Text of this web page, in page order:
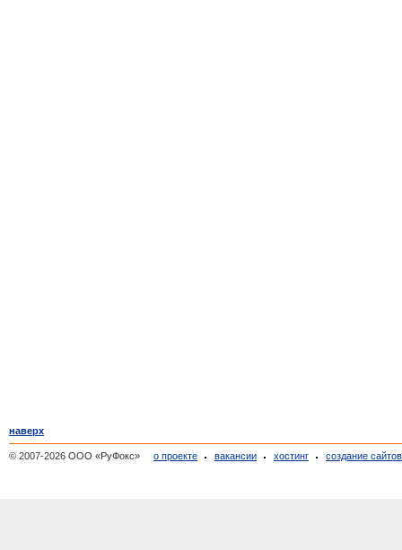
наверх
© 2007-2026 ООО «РуФокс» о проекте вакансии хостинг создание сайтов